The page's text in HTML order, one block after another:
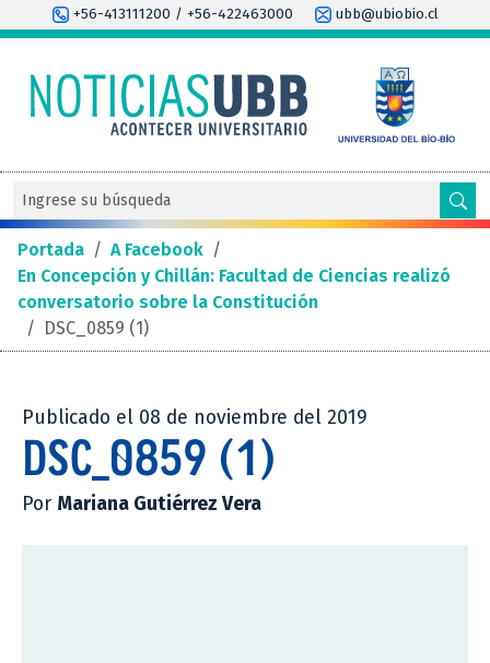
+56-413111200 / +56-422463000 ubb@ubiobio.cl
Portada / A Facebook /
En Concepción y Chillán: Facultad de Ciencias realizó
conversatorio sobre la Constitución
/ DSC_0859 (1)
Publicado el 08 de noviembre del 2019
DSC_0859 (1)
Por Mariana Gutiérrez Vera